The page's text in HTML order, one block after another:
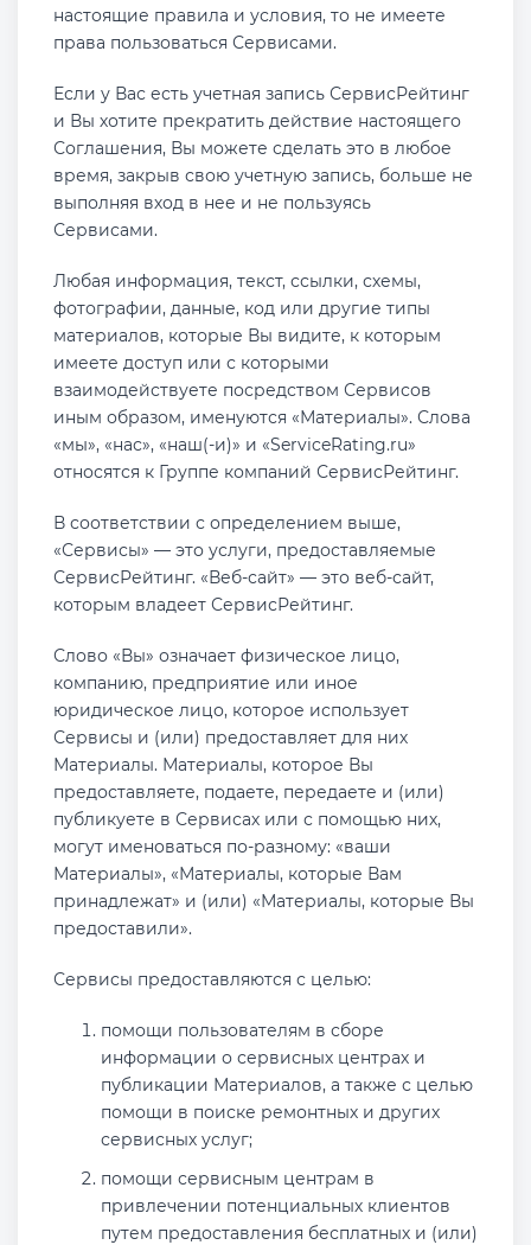
настоящие правила и условия, то не имеете
права пользоваться Сервисами.
Если у Вас есть учетная запись СервисРейтинг
и Вы хотите прекратить действие настоящего
Соглашения, Вы можете сделать это в любое
время, закрыв свою учетную запись, больше не
выполняя вход в нее и не пользуясь
Сервисами.
Любая информация, текст, ссылки, схемы,
фотографии, данные, код или другие типы
материалов, которые Вы видите, к которым
имеете доступ или с которыми
взаимодействуете посредством Сервисов
иным образом, именуются «Материалы». Слова
«мы», «нас», «наш(-и)» и «ServiceRating.ru»
относятся к Группе компаний СервисРейтинг.
В соответствии с определением выше,
«Сервисы» — это услуги, предоставляемые
СервисРейтинг. «Веб-сайт» — это веб-сайт,
которым владеет СервисРейтинг.
Слово «Вы» означает физическое лицо,
компанию, предприятие или иное
юридическое лицо, которое использует
Сервисы и (или) предоставляет для них
Материалы. Материалы, которое Вы
предоставляете, подаете, передаете и (или)
публикуете в Сервисах или с помощью них,
могут именоваться по-разному: «ваши
Материалы», «Материалы, которые Вам
принадлежат» и (или) «Материалы, которые Вы
предоставили».
Сервисы предоставляются с целью:
помощи пользователям в сборе
информации о сервисных центрах и
публикации Материалов, а также с целью
помощи в поиске ремонтных и других
сервисных услуг;
помощи сервисным центрам в
привлечении потенциальных клиентов
путем предоставления бесплатных и (или)